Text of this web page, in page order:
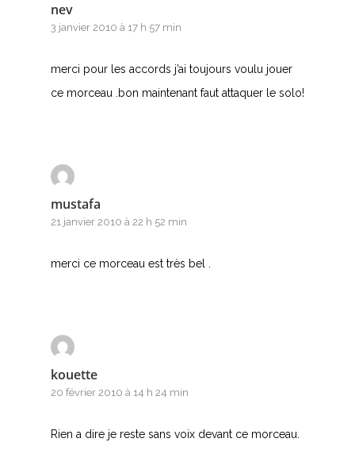
nev
3 janvier 2010 à 17 h 57 min
merci pour les accords j’ai toujours voulu jouer
ce morceau .bon maintenant faut attaquer le solo!
mustafa
21 janvier 2010 à 22 h 52 min
merci ce morceau est très bel .
kouette
20 février 2010 à 14 h 24 min
Rien a dire je reste sans voix devant ce morceau.